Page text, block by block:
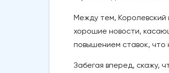
Между тем, Королевский
хорошие новости,
повышением ставок, что
Забегая вперед, скажу,